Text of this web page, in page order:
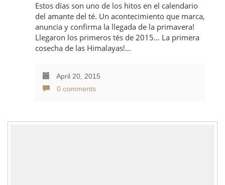
Estos días son uno de los hitos en el calendario
del amante del té. Un acontecimiento que marca,
anuncia y confirma la llegada de la primavera!
Llegaron los primeros tés de 2015... La primera
cosecha de las Himalayas!…
April 20, 2015
0 comments